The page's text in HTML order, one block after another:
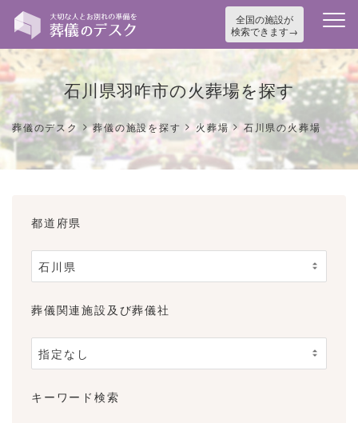
全国の施設が
検索できます
石川県羽咋市の火葬場を探す
葬儀のデスク >葬儀の施設を探す > 火葬場>石川県の火葬場
都道府県
葬儀関連施設及び葬儀社
キーワード検索